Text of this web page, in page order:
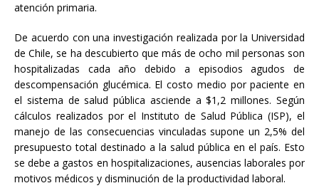
atención primaria.
De acuerdo con una investigación realizada por la Universidad
de Chile, se ha descubierto que más de ocho mil personas son
hospitalizadas cada año debido a episodios agudos de
descompensación glucémica. El costo medio por paciente en
el sistema de salud pública asciende a $1,2 millones. Según
cálculos realizados por el Instituto de Salud Pública (ISP), el
manejo de las consecuencias vinculadas supone un 2,5% del
presupuesto total destinado a la salud pública en el país. Esto
se debe a gastos en hospitalizaciones, ausencias laborales por
motivos médicos y disminución de la productividad laboral.